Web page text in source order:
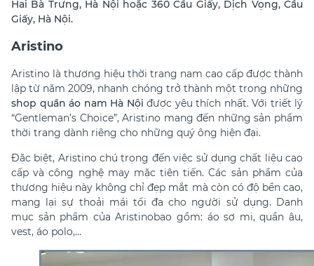
Hai Bà Trưng, Hà Nội hoặc 360 Cầu Giấy, Dịch Vọng, Cầu
Giấy, Hà Nội.
Aristino
Aristino là thương hiệu thời trang nam cao cấp được thành
lập từ năm 2009, nhanh chóng trở thành một trong những
shop quần áo nam Hà Nội được yêu thích nhất. Với triết lý
“Gentleman’s Choice”, Aristino mang đến những sản phẩm
thời trang dành riêng cho những quý ông hiện đại.
Đặc biệt, Aristino chú trọng đến việc sử dụng chất liệu cao
cấp và công nghệ may mặc tiên tiến. Các sản phẩm của
thương hiệu này không chỉ đẹp mắt mà còn có độ bền cao,
mang lại sự thoải mái tối đa cho người sử dụng. Danh
mục sản phẩm của Aristinobao gồm: áo sơ mi, quần âu,
vest, áo polo,…